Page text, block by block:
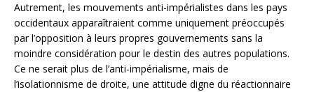
Autrement, les mouvements anti-impérialistes dans les pays
occidentaux apparaîtraient comme uniquement préoccupés
par l’opposition à leurs propres gouvernements sans la
moindre considération pour le destin des autres populations.
Ce ne serait plus de l’anti-impérialisme, mais de
l’isolationnisme de droite, une attitude digne du réactionnaire